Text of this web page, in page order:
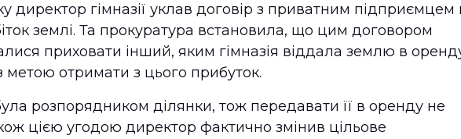
директор гімназії уклав договір з приватним підприємцем
землі. Та прокуратура встановила, що цим договором
приховати інший, яким гімназія віддала землю в
метою отримати з цього прибуток.
розпорядником ділянки, тож передавати її в оренду не
цією угодою директор фактично змінив цільове